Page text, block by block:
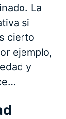
La
si
cierto
ejemplo,
y